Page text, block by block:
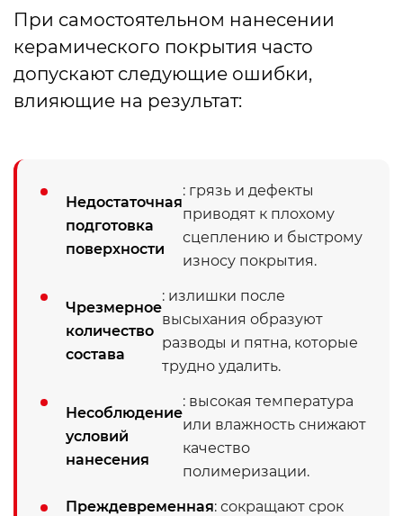
При самостоятельном нанесении
керамического покрытия часто
допускают следующие ошибки,
влияющие на результат:
Недостаточная
подготовка
поверхности
: грязь и дефекты
приводят к плохому
сцеплению и быстрому
износу покрытия.
Чрезмерное
количество
состава
: излишки после
высыхания образуют
разводы и пятна, которые
трудно удалить.
Несоблюдение
условий
нанесения
: высокая температура
или влажность снижают
качество
полимеризации.
Преждевременная: сокращают срок